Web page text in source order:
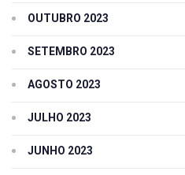
OUTUBRO 2023
SETEMBRO 2023
AGOSTO 2023
JULHO 2023
JUNHO 2023